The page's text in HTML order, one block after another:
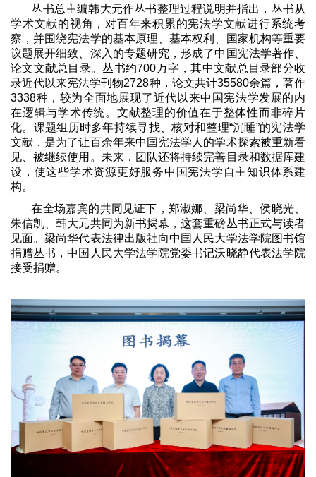
丛书总主编韩大元作丛书整理过程说明并指出，丛书从
学术文献的视角，对百年来积累的宪法学文献进行系统考
察，并围绕宪法学的基本原理、基本权利、国家机构等重要
议题展开细致、深入的专题研究，形成了中国宪法学著作、
论文文献总目录。丛书约700万字，其中文献总目录部分收
录近代以来宪法学刊物2728种，论文共计35580余篇，著作
3338种，较为全面地展现了近代以来中国宪法学发展的内
在逻辑与学术传统。文献整理的价值在于整体性而非碎片
化。课题组历时多年持续寻找、核对和整理“沉睡”的宪法学
文献，是为了让百余年来中国宪法学人的学术探索被重新看
见、被继续使用。未来，团队还将持续完善目录和数据库建
设，使这些学术资源更好服务中国宪法学自主知识体系建
构。
在全场嘉宾的共同见证下，郑淑娜、梁尚华、侯晓光、
朱信凯、韩大元共同为新书揭幕，这套重磅丛书正式与读者
见面。梁尚华代表法律出版社向中国人民大学法学院图书馆
捐赠丛书，中国人民大学法学院党委书记沃晓静代表法学院
接受捐赠。